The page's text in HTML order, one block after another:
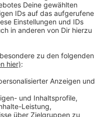
es ein großes
und Führungen. Die
bis Freitag
gibt es ein Konzert